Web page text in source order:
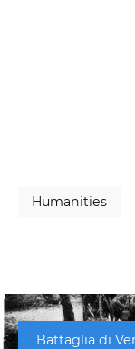
Humanities
Battaglia di